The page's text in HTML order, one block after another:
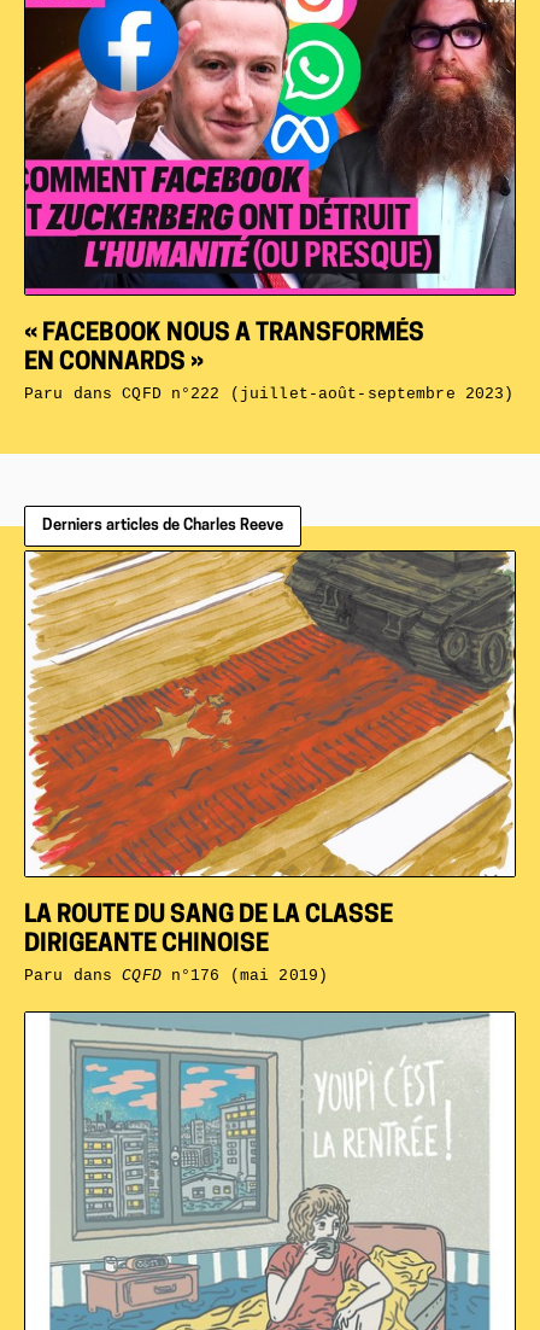
« FACEBOOK NOUS A TRANSFORMÉS
EN CONNARDS »
Paru dansCQFD n°222 (juillet-août-septembre 2023)
Derniers articles de Charles Reeve
LA ROUTE DU SANG DE LA CLASSE
DIRIGEANTE CHINOISE
Paru dansCQFDn°176 (mai 2019)